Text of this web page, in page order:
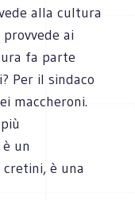
alla cultura
ai
fa parte
Per il sindaco
maccheroni.
un
è una